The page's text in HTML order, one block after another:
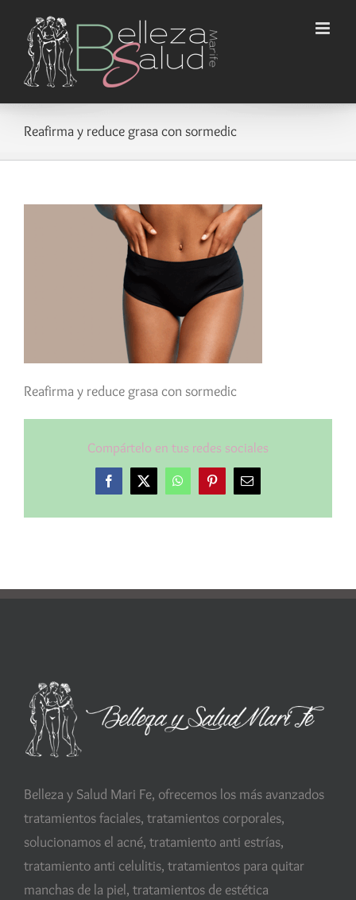
contenido
Reafirma y reduce grasa con sormedic
Reafirma y reduce grasa con sormedic
Compártelo en tus redes sociales
Facebook
X WhatsAppPinterestCorreo
Belleza y Salud Mari Fe, ofrecemos los más avanzados
tratamientos faciales, tratamientos corporales,
solucionamos el acné, tratamiento anti estrías,
tratamiento anti celulitis, tratamientos para quitar
manchas de la piel, tratamientos de estética